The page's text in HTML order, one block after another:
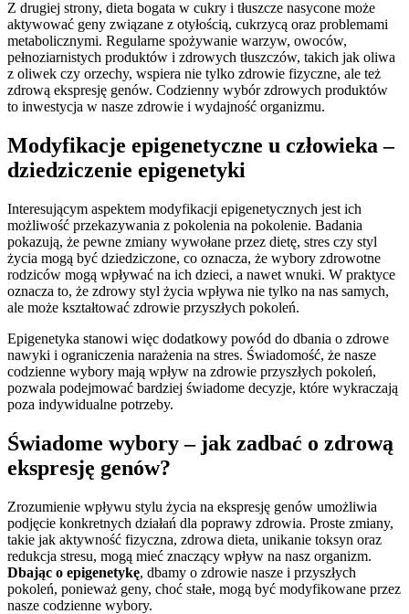
Z drugiej strony, dieta bogata w cukry i tłuszcze nasycone może
aktywować geny związane z otyłością, cukrzycą oraz problemami
metabolicznymi. Regularne spożywanie warzyw, owoców,
pełnoziarnistych produktów i zdrowych tłuszczów, takich jak oliwa
z oliwek czy orzechy, wspiera nie tylko zdrowie fizyczne, ale też
zdrową ekspresję genów. Codzienny wybór zdrowych produktów
to inwestycja w nasze zdrowie i wydajność organizmu.
Modyfikacje epigenetyczne u człowieka –
dziedziczenie epigenetyki
Interesującym aspektem modyfikacji epigenetycznych jest ich
możliwość przekazywania z pokolenia na pokolenie. Badania
pokazują, że pewne zmiany wywołane przez dietę, stres czy styl
życia mogą być dziedziczone, co oznacza, że wybory zdrowotne
rodziców mogą wpływać na ich dzieci, a nawet wnuki. W praktyce
oznacza to, że zdrowy styl życia wpływa nie tylko na nas samych,
ale może kształtować zdrowie przyszłych pokoleń.
Epigenetyka stanowi więc dodatkowy powód do dbania o zdrowe
nawyki i ograniczenia narażenia na stres. Świadomość, że nasze
codzienne wybory mają wpływ na zdrowie przyszłych pokoleń,
pozwala podejmować bardziej świadome decyzje, które wykraczają
poza indywidualne potrzeby.
Świadome wybory – jak zadbać o zdrową
ekspresję genów?
Zrozumienie wpływu stylu życia na ekspresję genów umożliwia
podjęcie konkretnych działań dla poprawy zdrowia. Proste zmiany,
takie jak aktywność fizyczna, zdrowa dieta, unikanie toksyn oraz
redukcja stresu, mogą mieć znaczący wpływ na nasz organizm.
Dbając o epigenetykę, dbamy o zdrowie nasze i przyszłych
pokoleń, ponieważ geny, choć stałe, mogą być modyfikowane przez
nasze codzienne wybory.